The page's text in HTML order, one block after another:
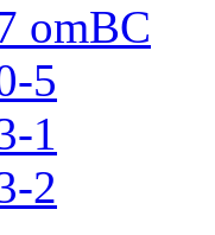
omBC
5
1
2